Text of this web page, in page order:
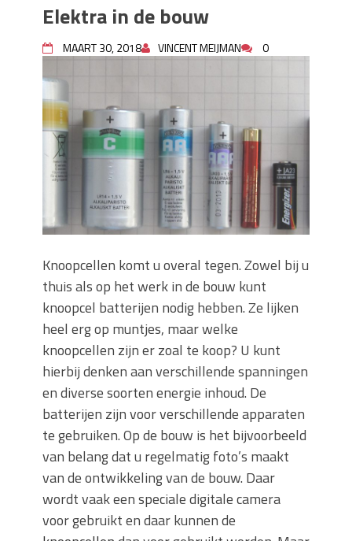
Je huis koelen: alles behalve duur
Hoe draagt je inrichting bij aan je
merkimago?
Houtpellets als duurzame
verwarmingsoptie
Wanneer moet je een specialist
inschakelen bij rioolproblemen?
Slimme oplossingen voor lekkages en
verstoppingen
Betonplex: Het Veelzijdige
Plaatmateriaal voor Moderne Projecten
Woonstijlen die perfect passen bij
Oma weet raadt bij cementsluier:
natuurlijke oplossingen
Elektra in de bouw
MAART 30, 2018 VINCENT MEIJMAN 0
Knoopcellen komt u overal tegen. Zowel bij u
thuis als op het werk in de bouw kunt
knoopcel batterijen nodig hebben. Ze lijken
heel erg op muntjes, maar welke
knoopcellen zijn er zoal te koop? U kunt
hierbij denken aan verschillende spanningen
en diverse soorten energie inhoud. De
batterijen zijn voor verschillende apparaten
te gebruiken. Op de bouw is het bijvoorbeeld
van belang dat u regelmatig foto’s maakt
van de ontwikkeling van de bouw. Daar
wordt vaak een speciale digitale camera
voor gebruikt en daar kunnen de